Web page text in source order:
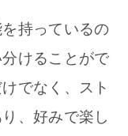
持っているの
けることがで
でなく、スト
、好みで楽し